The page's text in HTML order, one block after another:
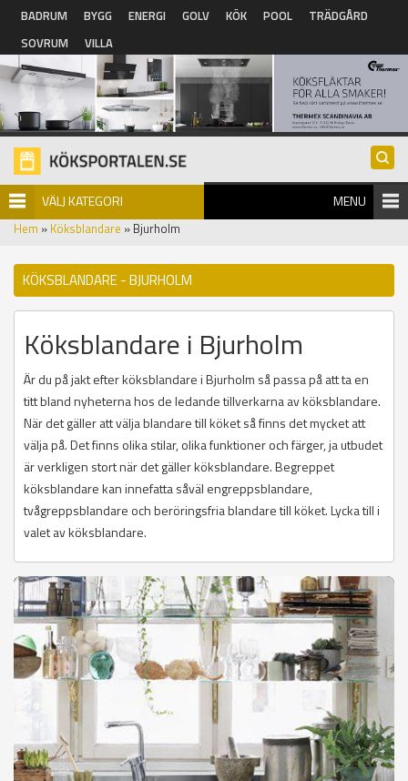
Hoppa till huvudinnehåll
BADRUM BYGG ENERGI GOLV KÖK POOL
TRÄDGÅRD
SOVRUM
VILLA
VÄLJ KATEGORI MENU
Hem » Köksblandare » Bjurholm
KÖKSBLANDARE - BJURHOLM
Köksblandare i Bjurholm
Är du på jakt efter köksblandare i Bjurholm så passa på att ta en
titt bland nyheterna hos de ledande tillverkarna av köksblandare.
När det gäller att välja blandare till köket så finns det mycket att
välja på. Det finns olika stilar, olika funktioner och färger, ja utbudet
är verkligen stort när det gäller köksblandare. Begreppet
köksblandare kan innefatta såväl engreppsblandare,
tvågreppsblandare och beröringsfria blandare till köket. Lycka till i
valet av köksblandare.